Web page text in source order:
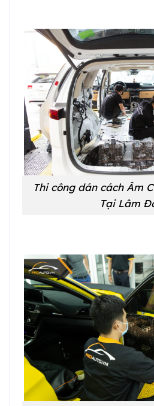
Thi công dán cách Âm
Tại Lâm